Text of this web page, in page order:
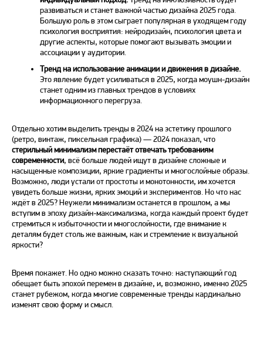
развиваться и станет важной частью дизайна 2025 года.
Большую роль в этом сыграет популярная в уходящемгоду
психология восприятия: нейродизайн, психология цвета и
другие аспекты, которые помогают вызывать эмоции и
ассоциации у аудитории.
Трендна использование анимации и движенияв дизайне.
Это явление будет усиливаться в 2025, когда моушн-дизайн
станет одним из главных трендов в условиях
информационного перегруза.
Отдельно хотим выделитьтренды в 2024на эстетику прошлого
(ретро, винтаж, пиксельная графика) —2024показал, что
стерильный минимализм перестаёт отвечать требованиям
современности, всё больше людей ищутв дизайнесложные и
насыщенные композиции, яркие градиенты и многослойные образы.
Возможно, люди устали от простоты и монотонности, им хочется
увидеть больше жизни, ярких эмоций и экспериментов. Но что нас
ждёт в 2025? Неужели минимализм останется в прошлом, а мы
вступим в эпохудизайн-максимализма, когда каждый проект будет
стремиться к избыточности и многослойности, где внимание к
деталям будет столь же важным, как и стремление к визуальной
яркости?
Время покажет. Но одно можно сказать точно: наступающий год
обещает быть эпохой переменв дизайне, и, возможно, именно 2025
станет рубежом, когда многие современные тренды кардинально
изменят свою форму и смысл.